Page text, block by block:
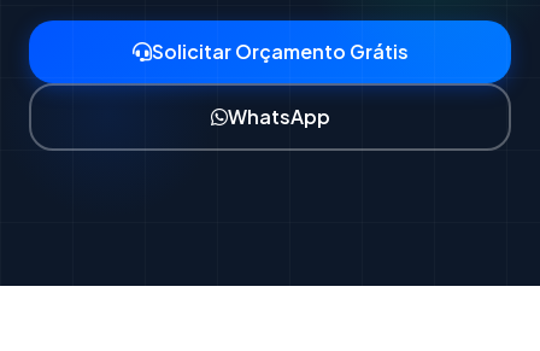
Solicitar Orçamento Grátis
WhatsApp